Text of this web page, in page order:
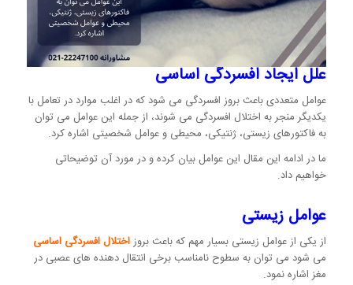
علل ایجاد افسردگی اساسی
عوامل متعددی باعث بروز افسردگی می شود که در اغلب موارد در تعامل با
یکدیگر منجر به اختلال افسردگی می شوند، از جمله این عوامل می توان
به فاکتورهای زیستی، ژنتیکی، محیطی و عوامل شخصیتی اشاره کرد.
ما در ادامه این مقال این عوامل بیان کرده و در مورد آن توضیحاتی
خواهیم داد.
عوامل زیستی
از یکی از عوامل زیستی بسیار مهم که باعث بروزاختلال افسردگی اساسی
می شود می توان به سطوح نامناسب برخی انتقال دهنده های عصبی در
مغز اشاره نمود.